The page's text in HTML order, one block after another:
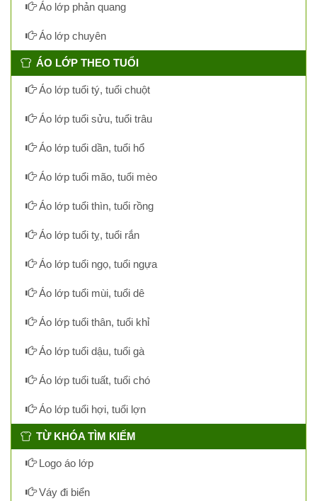
Áo lớp phản quang
Áo lớp chuyên
ÁO LỚP THEO TUỔI
Áo lớp tuổi tý, tuổi chuột
Áo lớp tuổi sửu, tuổi trâu
Áo lớp tuổi dần, tuổi hổ
Áo lớp tuổi mão, tuổi mèo
Áo lớp tuổi thìn, tuổi rồng
Áo lớp tuổi tỵ, tuổi rắn
Áo lớp tuổi ngọ, tuổi ngựa
Áo lớp tuổi mùi, tuổi dê
Áo lớp tuổi thân, tuổi khỉ
Áo lớp tuổi dậu, tuổi gà
Áo lớp tuổi tuất, tuổi chó
Áo lớp tuổi hợi, tuổi lợn
TỪ KHÓA TÌM KIẾM
Logo áo lớp
Váy đi biển